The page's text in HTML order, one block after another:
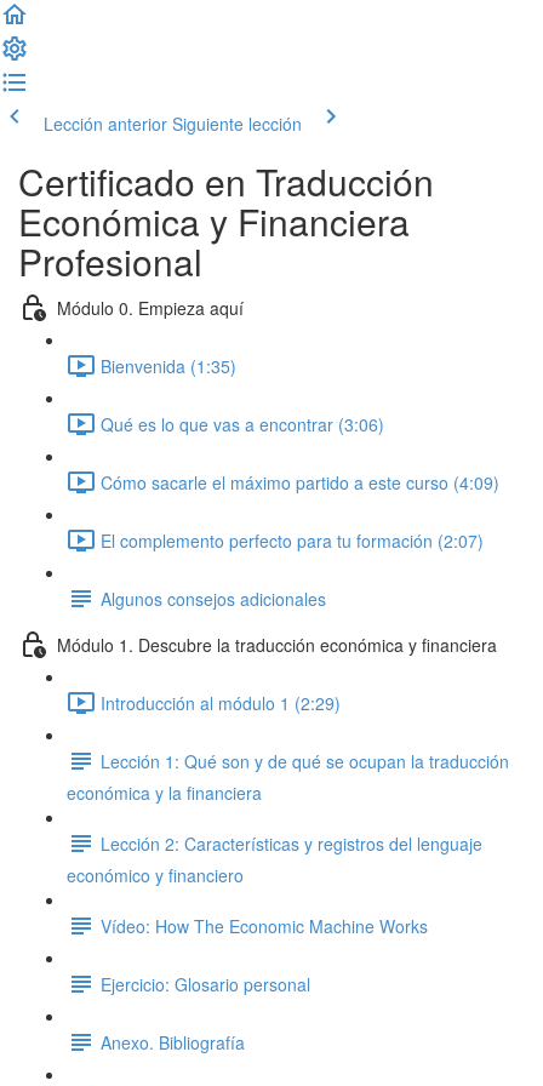
Lección anterior Siguiente lección
Certificado en Traducción
Económica y Financiera
Profesional
Módulo 0. Empieza aquí
Bienvenida (1:35)
Qué es lo que vas a encontrar (3:06)
Cómo sacarle el máximo partido a este curso (4:09)
El complemento perfecto para tu formación (2:07)
Algunos consejos adicionales
Módulo 1. Descubre la traducción económica y financiera
Introducción al módulo 1 (2:29)
Lección 1: Qué son y de qué se ocupan la traducción
económica y la financiera
Lección 2: Características y registros del lenguaje
económico y financiero
Vídeo: How The Economic Machine Works
Ejercicio: Glosario personal
Anexo. Bibliografía